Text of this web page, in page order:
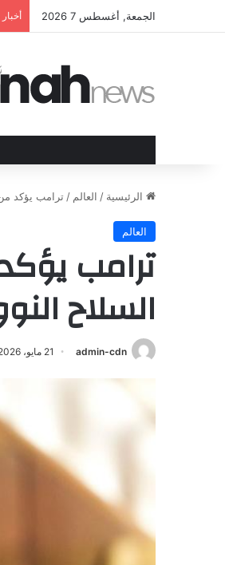
الجمعة, أغسطس 7 2026
الرئيسية / العالم / ترامب يؤكد
العالم
ترامب
السلاح
admin-cdn 21 مايو، 2026